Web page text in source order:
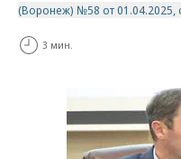
(Воронеж) №58 от 01.04.2025,
3 мин.